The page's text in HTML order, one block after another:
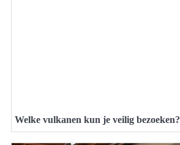
Welke vulkanen kun je veilig bezoeken?